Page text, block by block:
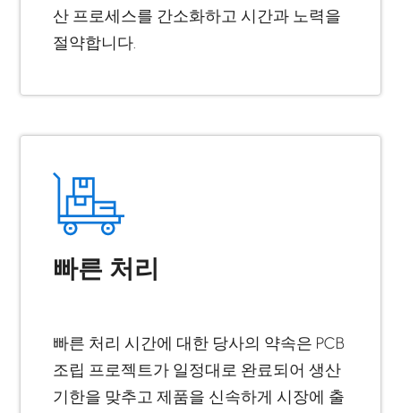
산 프로세스를 간소화하고 시간과 노력을
절약합니다.
빠른 처리
빠른 처리 시간에 대한 당사의 약속은 PCB
조립 프로젝트가 일정대로 완료되어 생산
기한을 맞추고 제품을 신속하게 시장에 출